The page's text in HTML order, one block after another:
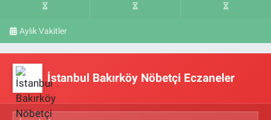
Aylık Vakitler
İstanbul Bakırköy Nöbetçi Eczaneler